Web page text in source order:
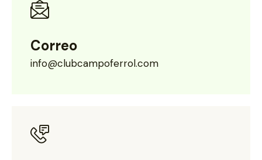
Correo
info@clubcampoferrol.com